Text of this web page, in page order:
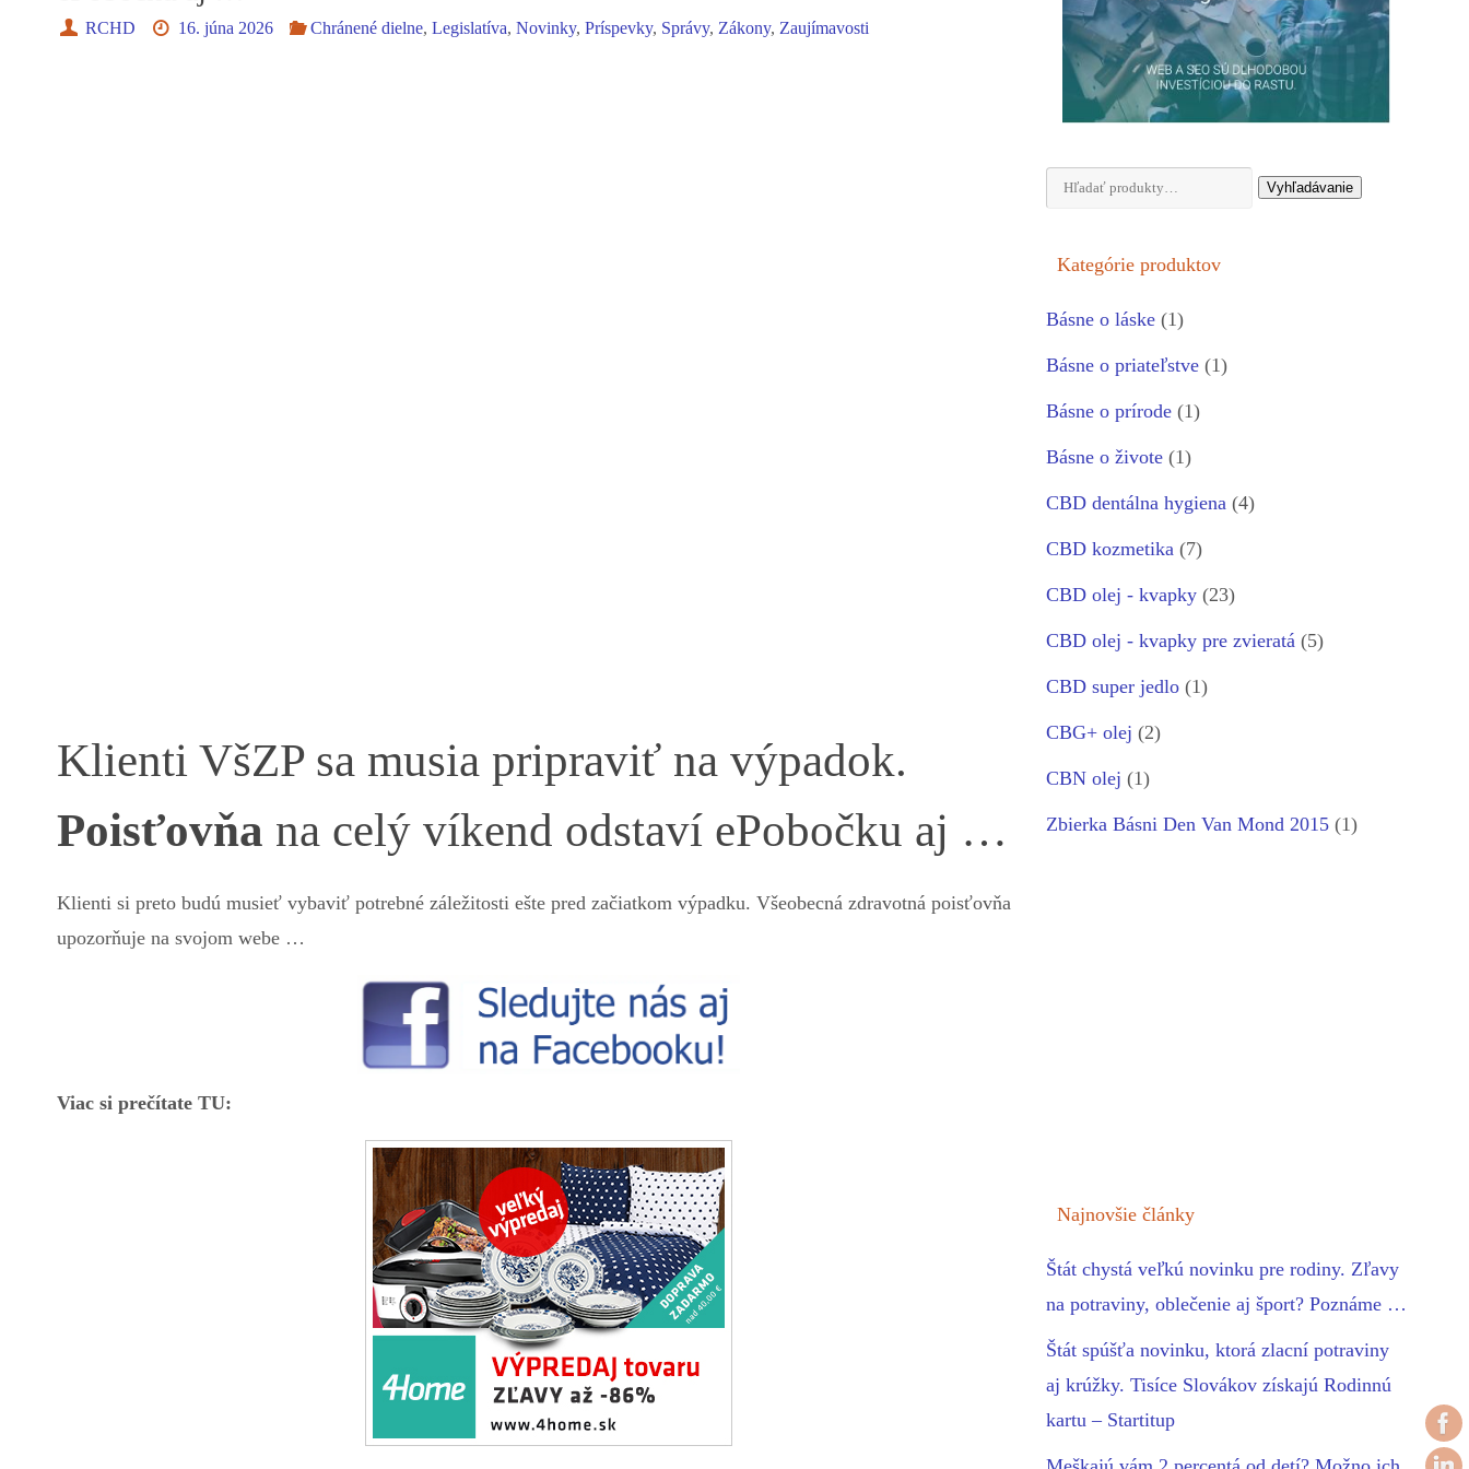
RCHD 16. júna 2026 Chránené dielne,Legislatíva,Novinky,Príspevky, Správy,Zákony,Zaujímavosti
Klienti VšZP sa musia pripraviť na výpadok.
Poisťovňa na celý víkend odstaví ePobočku aj …
Klienti si preto budú musieť vybaviť potrebné záležitosti ešte pred začiatkom výpadku. Všeobecná zdravotná poisťovňa
upozorňuje na svojom webe …
Viac si prečítate TU:
Hľadať: Vyhľadávanie
Kategórie produktov
Básne o láske (1)
Básne o priateľstve (1)
Básne o prírode (1)
Básne o živote (1)
CBD dentálna hygiena (4)
CBD kozmetika (7)
CBD olej - kvapky (23)
CBD olej - kvapky pre zvieratá (5)
CBD super jedlo (1)
CBG+ olej (2)
CBN olej (1)
Zbierka Básni Den Van Mond 2015 (1)
Najnovšie články
Štát chystá veľkú novinku pre rodiny. Zľavy
na potraviny, oblečenie aj šport? Poznáme …
Štát spúšťa novinku, ktorá zlacní potraviny
aj krúžky. Tisíce Slovákov získajú Rodinnú
kartu – Startitup